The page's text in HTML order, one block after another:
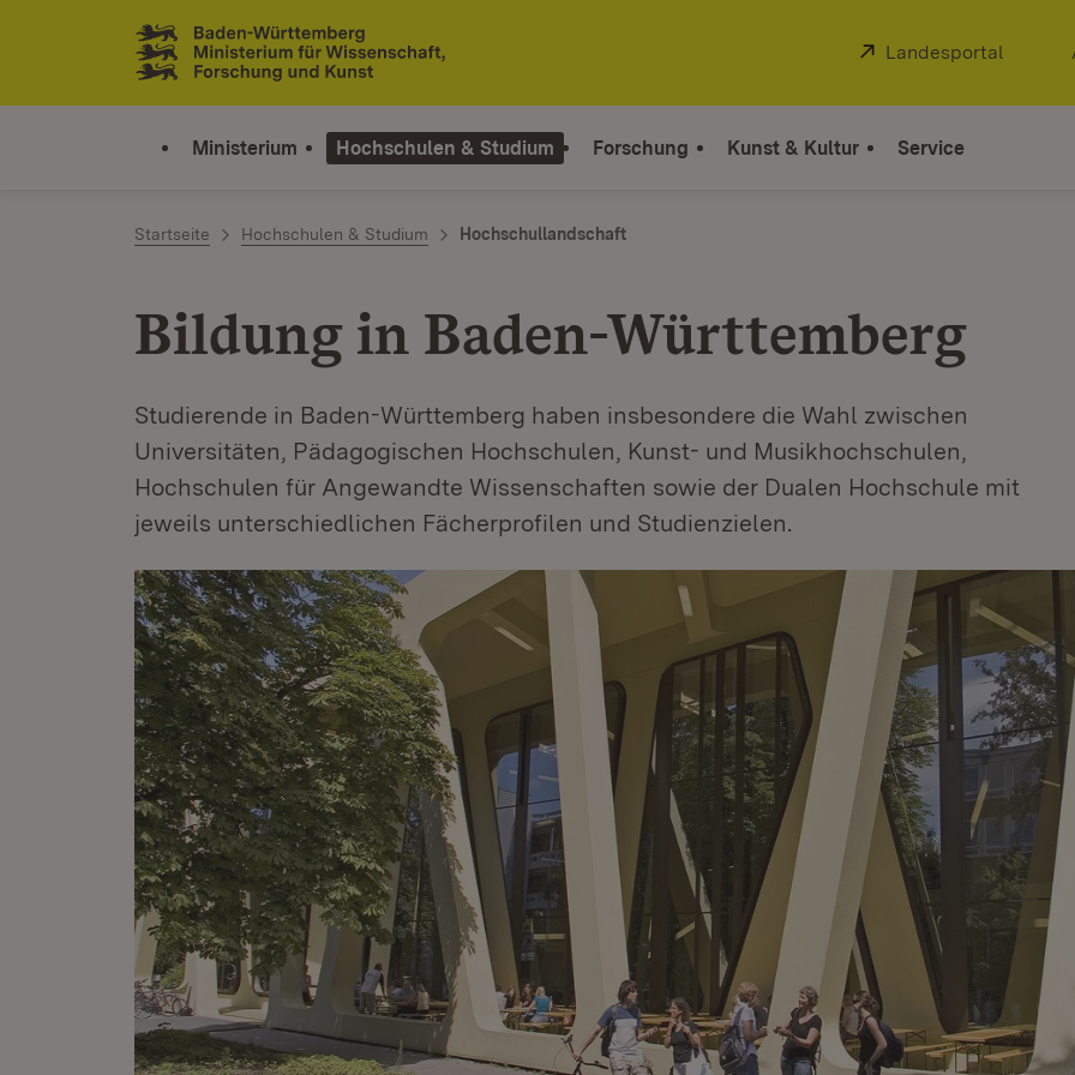
Zum Inhalt springen
Link zur Startseite
Extern:
Landesportal
Ministerium Hochschulen & Studium Forschung Kunst & Kultur Service
Startseite Hochschulen & Studium Hochschullandschaft
Bildung in Baden-Württemberg
Studierende in Baden-Württemberg haben insbesondere die Wahl zwischen
Universitäten, Pädagogischen Hochschulen, Kunst- und Musikhochschulen,
Hochschulen für Angewandte Wissenschaften sowie der Dualen Hochschule mit
jeweils unterschiedlichen Fächerprofilen und Studienzielen.